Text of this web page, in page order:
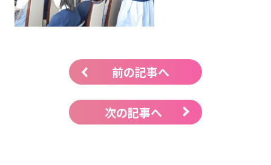
前の記事へ
次の記事へ